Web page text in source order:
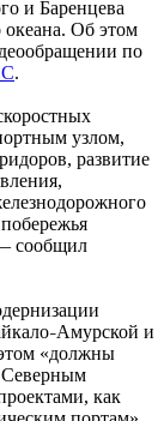
и Баренцева
океана. Об этом
по
.
узлом,
развитие
сообщил
–Амурской и
«должны
Северным
как